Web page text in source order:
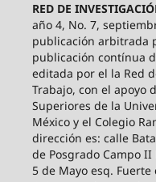
RED DE
año 4, No. 7,
publicación arbitrada
publicación contínua
editada por el la Red
Trabajo, con el apoyo
Superiores de la
México y el Colegio
dirección es: calle
de Posgrado Campo II
5 de Mayo esq.